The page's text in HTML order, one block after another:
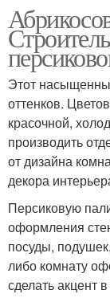
Этот
оттенков.
красочной,
производить
от дизайна
декора
Персиковую
оформления
посуды,
либо комнату
сделать акцент